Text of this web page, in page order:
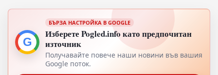
G
БЪРЗА НАСТРОЙКА В GOOGLE
Изберете Pogled.info като предпочитан
източник
Получавайте повече наши новини във вашия
Google поток.